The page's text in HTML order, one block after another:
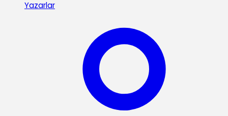
Yazarlar